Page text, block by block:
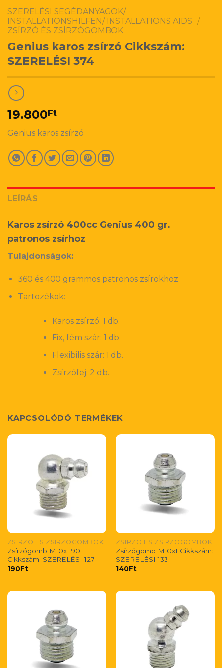
SZERELÉSI SEGÉDANYAGOK/
INSTALLATIONSHILFEN/ INSTALLATIONS AIDS
/
ZSÍRZÓ ÉS ZSÍRZÓGOMBOK
Genius karos zsírzó Cikkszám:
SZERELÉSI 374
19.800Ft
Genius karos zsírzó
LEÍRÁS
Karos zsírzó 400cc Genius 400 gr.
patronos zsírhoz
Tulajdonságok:
360 és 400 grammos patronos zsírokhoz
Tartozékok:
Karos zsírzó: 1 db.
Fix, fém szár: 1 db.
Flexibilis szár: 1 db.
Zsírzófej: 2 db.
KAPCSOLÓDÓ TERMÉKEK
ZSÍRZÓ ÉS ZSÍRZÓGOMBOK
Zsírzógomb M10x1 90′
Cikkszám: SZERELÉSI 127
190Ft
ZSÍRZÓ ÉS ZSÍRZÓGOMBOK
Zsírzógomb M10x1 Cikkszám:
SZERELÉSI 133
140Ft